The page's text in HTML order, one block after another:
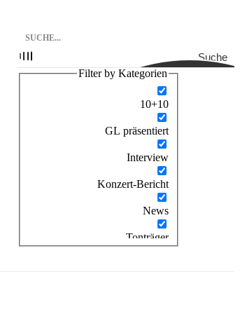
Suche
Filter by Kategorien
10+10
GL präsentiert
Interview
Konzert-Bericht
News
Tonträger